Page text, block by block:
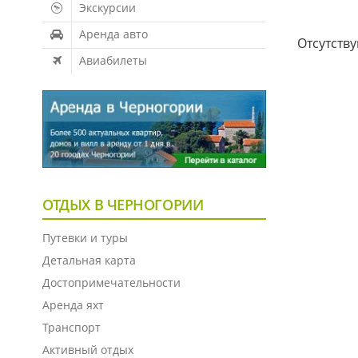
Экскурсии
Аренда авто
Авиабилеты
ОТДЫХ В ЧЕРНОГОРИИ
Путевки и туры
Детальная карта
Достопримечательности
Аренда яхт
Транспорт
Активный отдых